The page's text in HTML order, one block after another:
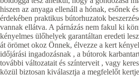
hiszen az anyaga ellenáll a hónak, esőnek
érdekében praktikus bútorhuzatok
vannak ellátva. A párnázás nem fakul ki
kényelmes ülőhelyek garantáltan eredeti
át örömet okoz Önnek, élvezze a kert
időjárási ingadozásnak , a bútorok
további változatait és színterveit , vagy
közül biztosan kiválasztja a megfelelőt